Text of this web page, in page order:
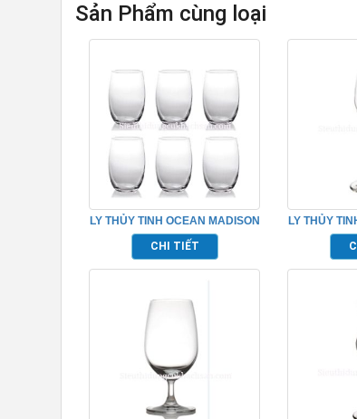
Sản Phẩm cùng loại
LY THỦY TINH OCEAN MADISON
HIBALL TP_C18414
CHI TIẾT
LY THỦY